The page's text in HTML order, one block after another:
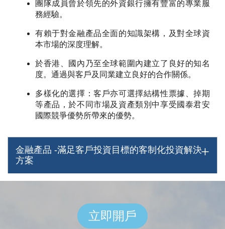
團隊成員曾於領先的外資銀行擁有豐富的專業服
務經驗。
有賴于對金融產品全面的知識架構，及對全球資
本市場的深度理解。
於香港、國內乃至全球範圍內建立了良好的知名
度。通過與客戶及同業建立良好的合作關係。
多樣化的選擇：客戶亦可選擇結構性票據、掉期
等產品，於不同市場及資產類別中享受國泰君安
國際競爭優勢所帶來的優勢。
金融產品 -滿足客戶投資目標的客制化投資解決
方案
立即開戶